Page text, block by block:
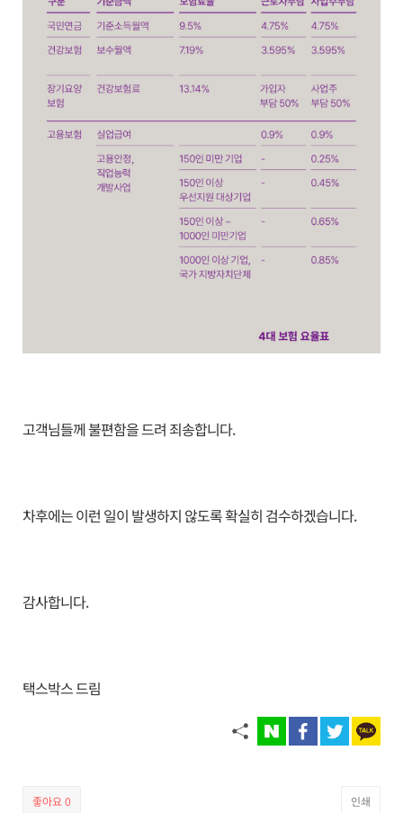
고객님들께 불편함을 드려 죄송합니다.
차후에는 이런 일이 발생하지 않도록 확실히 검수하겠습니다.
감사합니다.
택스박스 드림
좋아요0 인쇄